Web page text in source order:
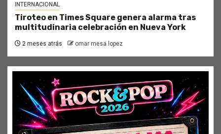
INTERNACIONAL
Tiroteo en Times Square genera alarma tras
multitudinaria celebración en Nueva York
2 meses atrás omar mesa lopez